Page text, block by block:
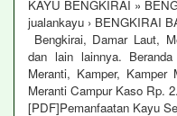
KAYU BENGKIRAI »
jualankayu › BENGKIRAI
Bengkirai, Damar Laut,
dan lain lainnya.
Meranti, Kamper,
Meranti Campur Kaso Rp.
[PDF]Pemanfaatan Kayu